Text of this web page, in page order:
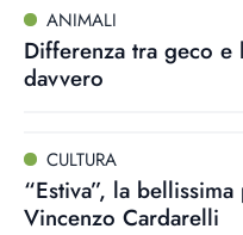
ANIMALI
Differenza tra geco
davvero
CULTURA
“Estiva”, la
Vincenzo Cardarelli